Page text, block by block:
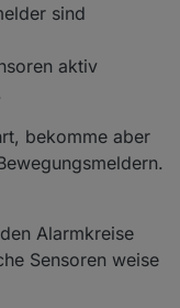
sind
aktiv
bekomme aber
Alarmkreise
Sensoren weise